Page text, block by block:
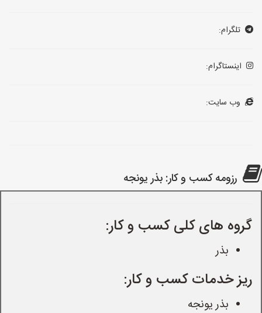
تلگرام:
اینستاگرام:
وب سایت:
رزومه کسب و کار: بذر یونجه
گروه های کلی کسب و کار:
بذر
ریز خدمات کسب و کار:
بذر یونجه